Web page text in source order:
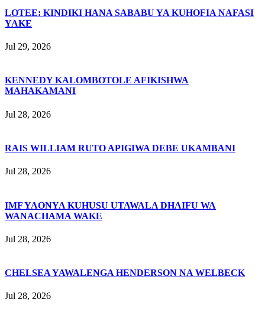
LOTEE: KINDIKI HANA SABABU YA KUHOFIA NAFASI
YAKE
Jul 29, 2026
KENNEDY KALOMBOTOLE AFIKISHWA
MAHAKAMANI
Jul 28, 2026
RAIS WILLIAM RUTO APIGIWA DEBE UKAMBANI
Jul 28, 2026
IMF YAONYA KUHUSU UTAWALA DHAIFU WA
WANACHAMA WAKE
Jul 28, 2026
CHELSEA YAWALENGA HENDERSON NA WELBECK
Jul 28, 2026